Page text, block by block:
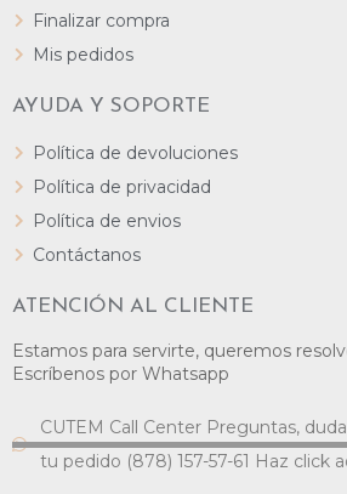
Finalizar compra
Mis pedidos
AYUDA Y SOPORTE
Política de devoluciones
Política de privacidad
Política de envios
Contáctanos
ATENCIÓN AL CLIENTE
Estamos para servirte, queremos
Escríbenos por Whatsapp
CUTEM Call Center Preguntas,
tu pedido (878) 157-57-61 Haz click